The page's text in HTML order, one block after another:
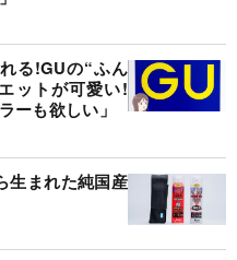
る!GUの“ふん
ットが可愛い!
ーも欲しい」
生まれた純国産